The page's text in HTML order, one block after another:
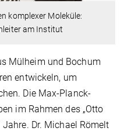
komplexer Moleküle:
am Institut
Mülheim und Bochum
entwickeln, um
Die Max-Planck-
im Rahmen des „Otto
Dr. Michael Römelt